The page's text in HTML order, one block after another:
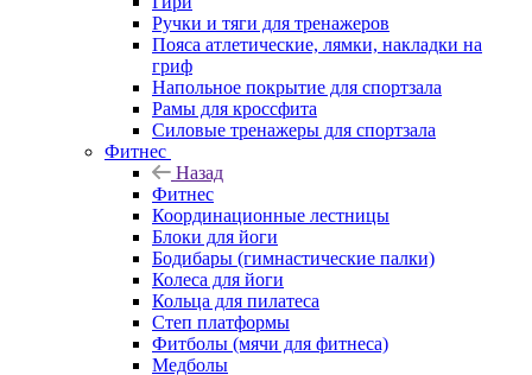
Ручки и тяги для тренажеров
Пояса атлетические, лямки, накладки на
гриф
Напольное покрытие для спортзала
Рамы для кроссфита
Силовые тренажеры для спортзала
Фитнес
Назад
Фитнес
Координационные лестницы
Блоки для йоги
Бодибары (гимнастические палки)
Колеса для йоги
Кольца для пилатеса
Степ платформы
Фитболы (мячи для фитнеса)
Медболы